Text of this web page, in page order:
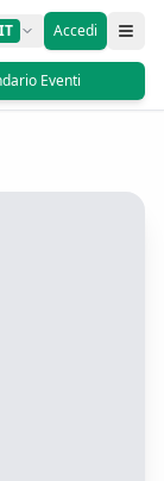
IT Accedi
Eventi